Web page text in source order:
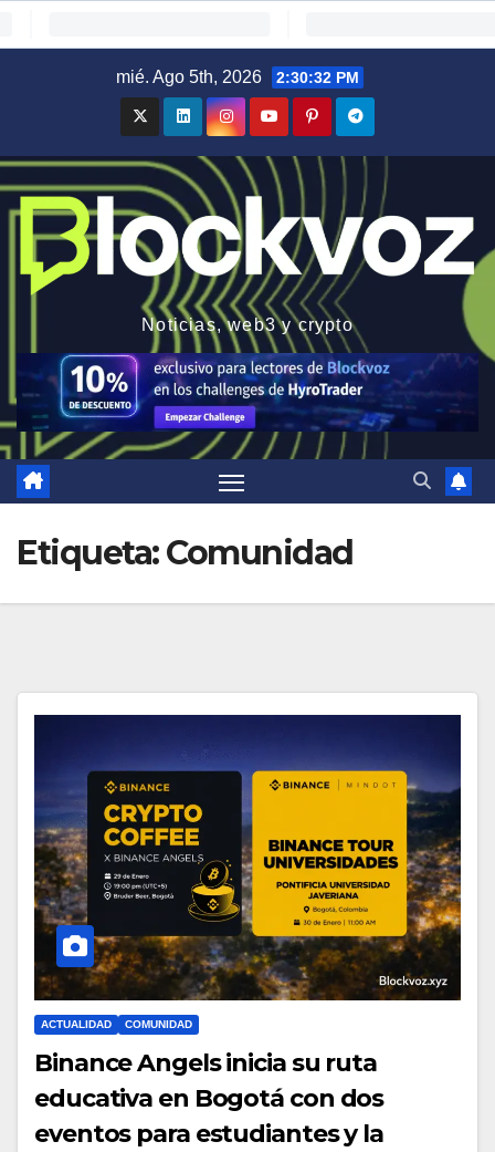
mié. Ago 5th, 2026 2:30:33 PM
Noticias, web3 y crypto
Etiqueta:Comunidad
ACTUALIDAD COMUNIDAD
Binance Angels inicia su ruta
educativa en Bogotá con dos
eventos para estudiantes y la